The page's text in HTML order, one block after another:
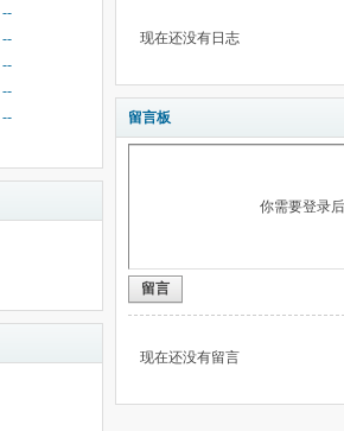
--
--
--
--
--
现在还没有日志
留言板
你需要登录
留言
现在还没有留言